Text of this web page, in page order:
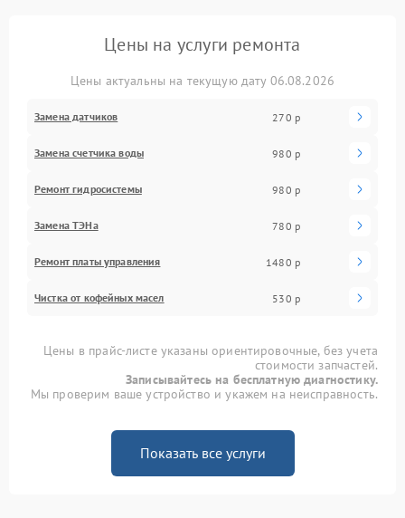
Цены на услуги ремонта
Цены актуальны на текущую дату 06.08.2026
Замена датчиков 270 р
Замена счетчика воды 980 р
Ремонт гидросистемы 980 р
Замена ТЭНа 780 р
Ремонт платы управления 1480 р
Чистка от кофейных масел 530 р
Цены в прайс-листе указаны ориентировочные, без учета
стоимости запчастей.
Записывайтесь на бесплатную диагностику.
Мы проверим ваше устройство и укажем на неисправность.
Показать все услуги